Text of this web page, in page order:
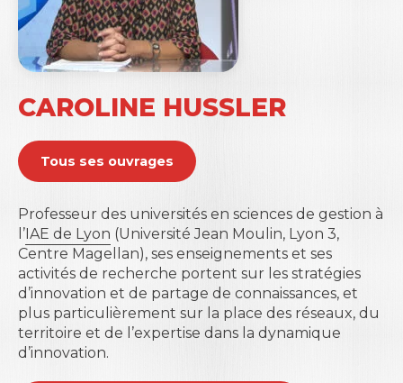
CAROLINE HUSSLER
Tous ses ouvrages
Professeur des universités en sciences de gestion à
l’IAE de Lyon (Université Jean Moulin, Lyon 3,
Centre Magellan), ses enseignements et ses
activités de recherche portent sur les stratégies
d’innovation et de partage de connaissances, et
plus particulièrement sur la place des réseaux, du
territoire et de l’expertise dans la dynamique
d’innovation.